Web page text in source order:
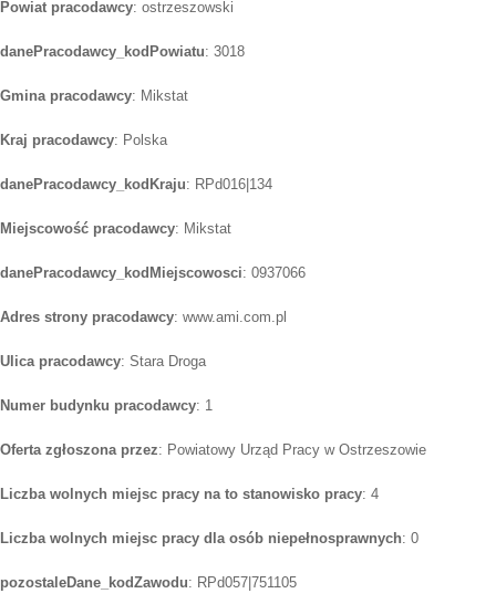
Powiat pracodawcy: ostrzeszowski
danePracodawcy_kodPowiatu: 3018
Gmina pracodawcy: Mikstat
Kraj pracodawcy: Polska
danePracodawcy_kodKraju: RPd016|134
Miejscowość pracodawcy: Mikstat
danePracodawcy_kodMiejscowosci: 0937066
Adres strony pracodawcy: www.ami.com.pl
Ulica pracodawcy: Stara Droga
Numer budynku pracodawcy: 1
Oferta zgłoszona przez: Powiatowy Urząd Pracy w Ostrzeszowie
Liczba wolnych miejsc pracy na to stanowisko pracy: 4
Liczba wolnych miejsc pracy dla osób niepełnosprawnych: 0
pozostaleDane_kodZawodu: RPd057|751105